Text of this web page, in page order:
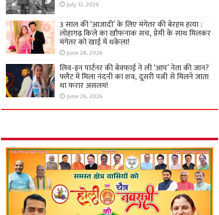
July 12, 2026
3 साल की ‘आजादी’ के लिए मंगेतर की बेरहम हत्या :
लोहागढ़ किले का खौफनाक सच, प्रेमी के साथ मिलकर
मंगेतर को खाई में धकेला!
June 28, 2026
लिव-इन पार्टनर की बेवफाई ने ली ‘आप’ नेता की जान?
फ्लैट में मिला नंदनी का शव, दूसरी पत्नी से मिलने जाता
था फरार असलम!
June 26, 2026